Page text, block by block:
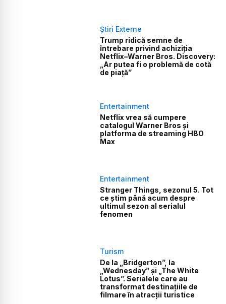
Știri Externe
Trump ridică semne de
întrebare privind achiziția
Netflix–Warner Bros. Discovery:
„Ar putea fi o problemă de cotă
de piață”
Entertainment
Netflix vrea să cumpere
catalogul Warner Bros și
platforma de streaming HBO
Max
Entertainment
Stranger Things, sezonul 5. Tot
ce știm până acum despre
ultimul sezon al serialul
fenomen
Turism
De la „Bridgerton”, la
„Wednesday” și „The White
Lotus”. Serialele care au
transformat destinațiile de
filmare în atracții turistice